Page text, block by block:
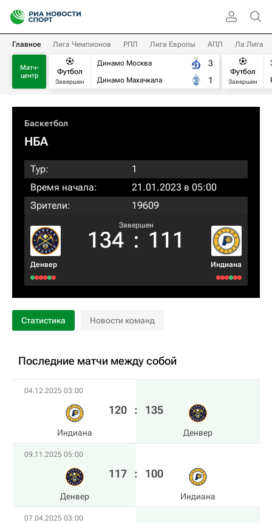
Главное Лига Чемпионов РПЛ Лига Европы АПЛ Ла Лига
Матч-
центр
Футбол
Завершен
Динамо Москва
Динамо Махачкала
3
1
Футбол
Завершен
Баскетбол
НБА
Тур:
1
Время начала:
21.01.2023 в 05:00
Зрители:
19609
Денвер
Завершен
134 : 111
Индиана
Статистика Новости команд
Последние матчи между собой
04.12.2025 03:00
Индиана
120 : 135
Денвер
09.11.2025 05:00
Денвер
117 : 100
Индиана
07.04.2025 03:00